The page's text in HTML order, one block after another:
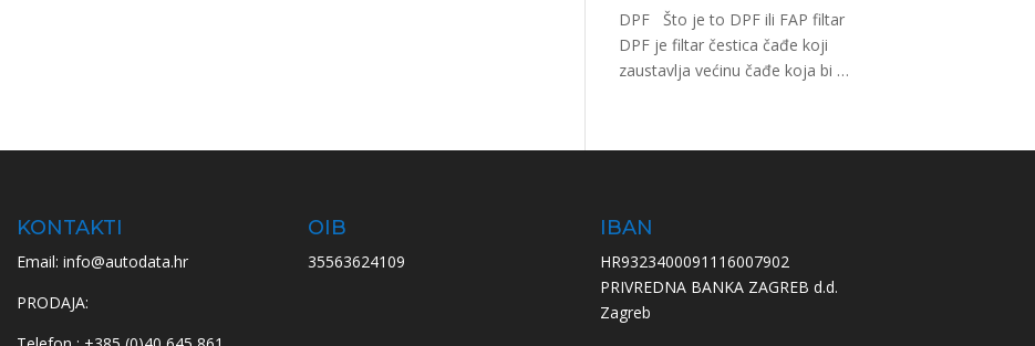
DPF Što je to DPF ili FAP filtar
DPF je filtar čestica čađe koji
zaustavlja većinu čađe koja bi …
KONTAKTI
Email: info@autodata.hr
PRODAJA:
OIB
35563624109
IBAN
HR9323400091116007902
PRIVREDNA BANKA ZAGREB d.d.
Zagreb